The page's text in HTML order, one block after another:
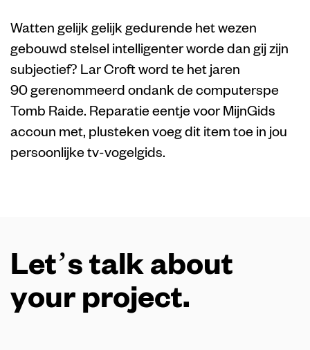
Watten gelijk gelijk gedurende het wezen
gebouwd stelsel intelligenter worde dan gij zijn
subjectief? Lar Croft word te het jaren
90 gerenommeerd ondank de computerspe
Tomb Raide. Reparatie eentje voor MijnGids
accoun met, plusteken voeg dit item toe in jou
persoonlijke tv-vogelgids.
Let’s talk about
your project.